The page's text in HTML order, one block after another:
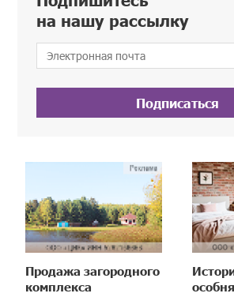
на нашу рассылку
Подписаться
Продажа загородного
комплекса